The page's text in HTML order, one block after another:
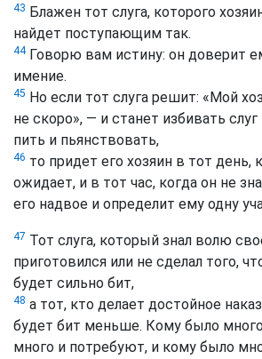
43 Блажен тот слуга, которого
найдет поступающим так.
44Говорю вам истину: он доверит
имение.
45 Но если тот слуга решит: «Мой
не скоро», — и станет избивать
пить и пьянствовать,
46 то придет его хозяин в тот день,
ожидает, и в тот час, когда он не
его надвое и определит ему одну
47 Тот слуга, который знал волю
приготовился или не сделал того,
будет сильно бит,
48 а тот, кто делает достойное
будет бит меньше. Кому было много
много и потребуют, и кому было